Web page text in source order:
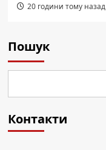
20 години тому назад
Пошук
Контакти